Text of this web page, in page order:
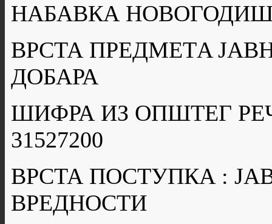
НАБАВКА
ВРСТА ПРЕДМЕТA
ДОБАРА
ШИФРА ИЗ ОПШТЕГ
31527200
ВРСТА ПОСТУПКА :
ВРЕДНОСТИ